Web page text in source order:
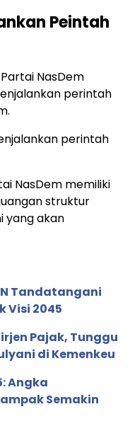
Peintah
NasDem
perintah
perintah
NasDem memiliki
struktur
yang akan
Tandatangani
Visi 2045
Pajak, Tunggu
di Kemenkeu
Angka
Semakin